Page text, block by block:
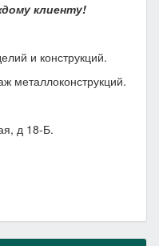
клиенту!
и конструкций.
металлоконструкций.
д 18-Б.